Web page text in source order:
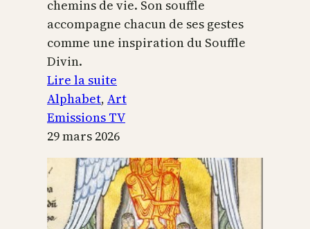
chemins de vie. Son souffle
accompagne chacun de ses gestes
comme une inspiration du Souffle
Divin.
Lire la suite
L’alphabet
sacré
Alphabet, Art
Emissions TV
29 mars 2026